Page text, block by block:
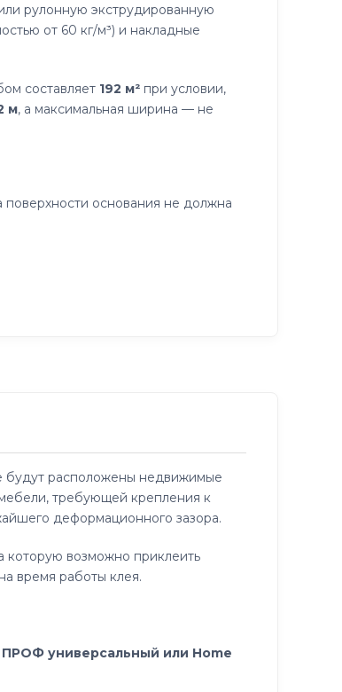
рулонную экструдированную
от 60 кг/м³) и накладные
составляет 192 м² при условии,
м, а максимальная ширина — не
поверхности основания не должна
будут расположены недвижимые
требующей крепления к
деформационного зазора.
которую возможно приклеить
время работы клея.
ПРОФ универсальный или Home